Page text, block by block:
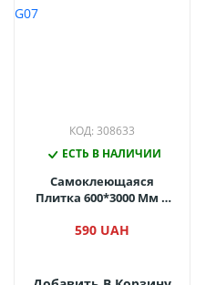
КОД: 308633
ЕСТЬ В НАЛИЧИИ
Самоклеющаяся
Плитка 600*3000 Мм В
590 UAH